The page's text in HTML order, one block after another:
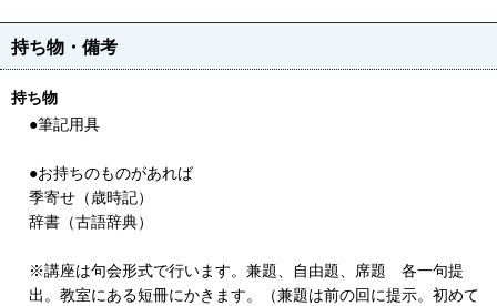
持ち物・備考
持ち物
●筆記用具
●お持ちのものがあれば
季寄せ（歳時記）
辞書（古語辞典）
※講座は句会形式で行います。兼題、自由題、席題 各一句提
出。教室にある短冊にかきます。（兼題は前の回に提示。初めて